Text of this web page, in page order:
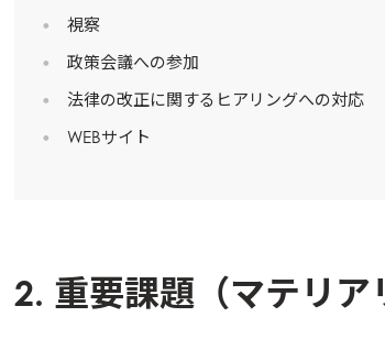
視察
政策会議への参加
法律の改正に関するヒアリングへの対応
WEBサイト
2. 重要課題（マテリア